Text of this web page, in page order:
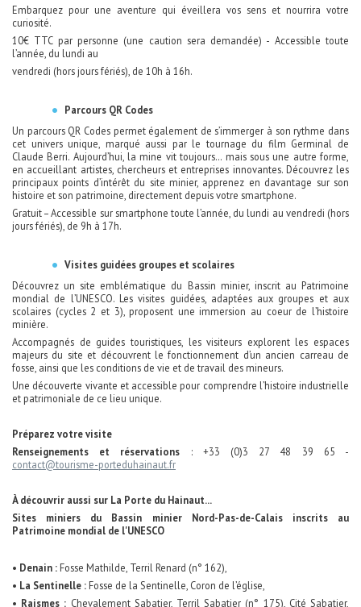
Embarquez pour une aventure qui éveillera vos sens et nourrira votre
curiosité.
10€ TTC par personne (une caution sera demandée) - Accessible toute
l’année, du lundi au
vendredi (hors jours fériés), de 10h à 16h.
Parcours QR Codes
Un parcours QR Codes permet également de s’immerger à son rythme dans
cet univers unique, marqué aussi par le tournage du film Germinal de
Claude Berri. Aujourd’hui, la mine vit toujours… mais sous une autre forme,
en accueillant artistes, chercheurs et entreprises innovantes. Découvrez les
principaux points d’intérêt du site minier, apprenez en davantage sur son
histoire et son patrimoine, directement depuis votre smartphone.
Gratuit – Accessible sur smartphone toute l’année, du lundi au vendredi (hors
jours fériés), de 9h à 17h.
Visites guidées groupes et scolaires
Découvrez un site emblématique du Bassin minier, inscrit au Patrimoine
mondial de l’UNESCO. Les visites guidées, adaptées aux groupes et aux
scolaires (cycles 2 et 3), proposent une immersion au coeur de l’histoire
minière.
Accompagnés de guides touristiques, les visiteurs explorent les espaces
majeurs du site et découvrent le fonctionnement d’un ancien carreau de
fosse, ainsi que les conditions de vie et de travail des mineurs.
Une découverte vivante et accessible pour comprendre l’histoire industrielle
et patrimoniale de ce lieu unique.
Préparez votre visite
Renseignements et réservations : +33 (0)3 27 48 39 65 -
contact@tourisme-porteduhainaut.fr
À découvrir aussi sur La Porte du Hainaut...
Sites miniers du Bassin minier Nord-Pas-de-Calais inscrits au
Patrimoine mondial de l'UNESCO
• Denain : Fosse Mathilde, Terril Renard (n° 162),
• La Sentinelle : Fosse de la Sentinelle, Coron de l’église,
• Raismes : Chevalement Sabatier, Terril Sabatier (n° 175), Cité Sabatier,